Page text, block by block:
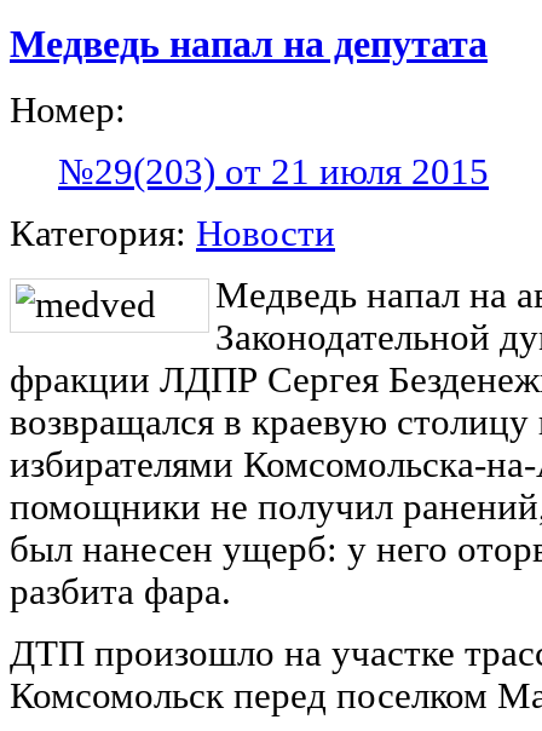
Медведь напал на депутата
Номер:
№29(203) от 21 июля 2015
Категория: Новости
Медведь напал на
Законодательной
фракции ЛДПР Сергея
возвращался в краевую столицу
избирателями Комсомольска-
помощники не получил
был нанесен ущерб: у него
разбита фара.
ДТП произошло на участке
Комсомольск перед поселком